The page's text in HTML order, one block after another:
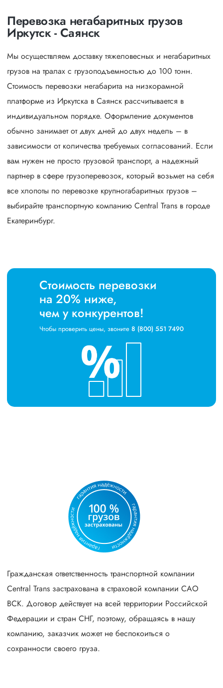
Перевозка негабаритных грузов
Иркутск - Саянск
Мы осуществляем доставку тяжеловесных и негабаритных
грузов на тралах с грузоподъемностью до 100 тонн.
Стоимость перевозки негабарита на низкорамной
платформе из Иркутска в Саянск рассчитывается в
индивидуальном порядке. Оформление документов
обычно занимает от двух дней до двух недель – в
зависимости от количества требуемых согласований. Если
вам нужен не просто грузовой транспорт, а надежный
партнер в сфере грузоперевозок, который возьмет на себя
все хлопоты по перевозке крупногабаритных грузов –
выбирайте транспортную компанию Central Trans в городе
Екатеринбург.
Стоимость перевозки
на 20% ниже,
чем у конкурентов!
Чтобы проверить цены, звоните 8 (800) 551 7490
Гражданская ответственность транспортной компании
Central Trans застрахована в страховой компании САО
ВСК. Договор действует на всей территории Российской
Федерации и стран СНГ, поэтому, обращаясь в нашу
компанию, заказчик может не беспокоиться о
сохранности своего груза.